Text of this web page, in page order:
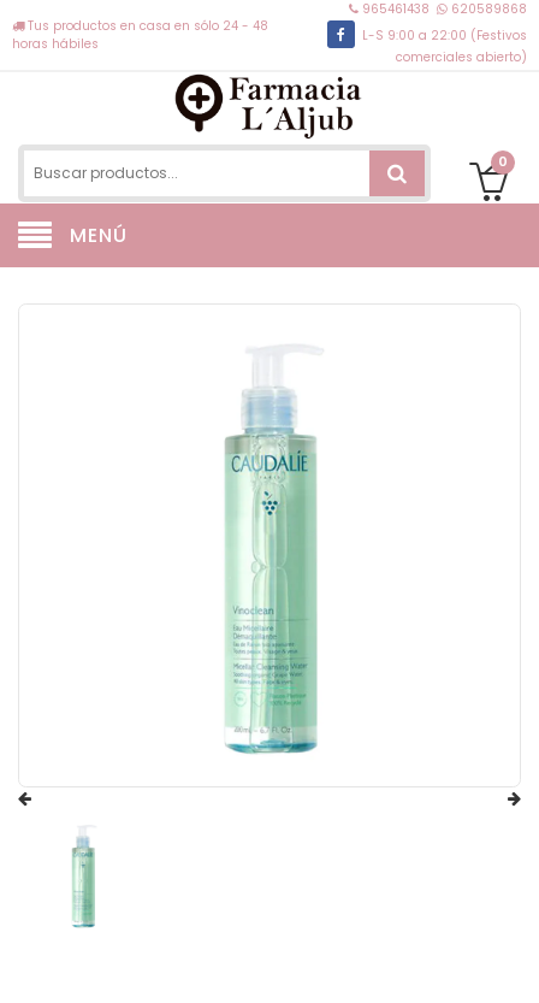
Tus productos en casa en sólo 24 - 48
horas hábiles
965461438
620589868
L-S 9:00 a 22:00 (Festivos
comerciales abierto)
0
MENÚ